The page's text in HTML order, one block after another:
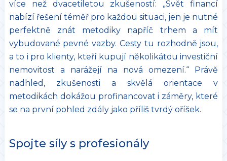
více než dvacetiletou zkušeností: „Svět financí
nabízí řešení téměř pro každou situaci, jen je nutné
perfektně znát metodiky napříč trhem a mít
vybudované pevné vazby. Cesty tu rozhodně jsou,
a to i pro klienty, kteří kupují několikátou investiční
nemovitost a narážejí na nová omezení.“ Právě
nadhled, zkušenosti a skvělá orientace v
metodikách dokážou profinancovat i záměry, které
se na první pohled zdály jako příliš tvrdý oříšek.
Spojte síly s profesionály